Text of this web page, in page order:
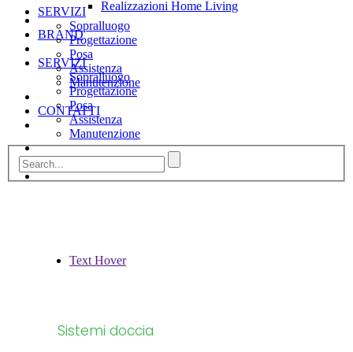
Realizzazioni Home Living
BRAND
SERVIZI
Sopralluogo
Progettazione
Posa
Assistenza
Manutenzione
CONTATTI
SERVIZI
Sopralluogo
Progettazione
Posa
Assistenza
Manutenzione
CONTATTI
Text Hover
Sistemi doccia